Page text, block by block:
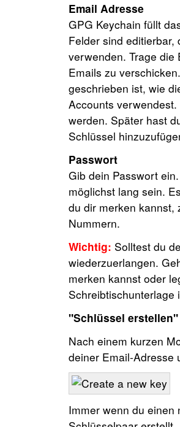
Email Adresse
GPG Keychain füllt
Felder sind
verwenden. Trage
Emails zu
geschrieben ist, wie
Accounts
werden. Später hast
Schlüssel
Passwort
Gib dein Passwort
möglichst lang sein.
du dir merken kannst,
Nummern.
Wichtig: Solltest du
wiederzuerlangen.
merken kannst oder
"Schlüssel
Nach einem kurzen
deiner Email-Adresse
Immer wenn du einen